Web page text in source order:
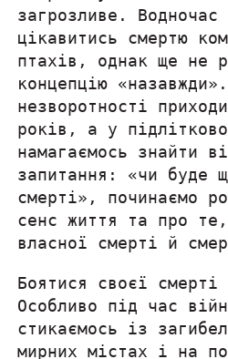
загрозливе. Водночас
цікавитись смертю
птахів, однак ще не
концепцію
незворотності
років, а у
намагаємось знайти
запитання: «чи буде
смерті», починаємо
сенс життя та про
власної смерті й
Боятися своєї смерті
Особливо під час
стикаємось із
мирних містах і на